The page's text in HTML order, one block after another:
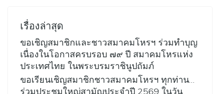
เรื่องล่าสุด
ขอเชิญสมาชิกและชาวสมาคมโหรฯ ร่วมทำบุญ
เนื่องในโอกาสครบรอบ ๗๙ ปี สมาคมโหรแห่ง
ประเทศไทย ในพระบรมราชินูปถัมภ์
ขอเรียนเชิญสมาชิกชาวสมาคมโหรฯ ทุกท่าน…
ร่วมประชุมใหญ่สามัญประจำปี 2569 ในวัน